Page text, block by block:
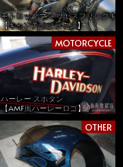
モトロックマン リヤスプリングキ
【キャンディブラウン】
MOTORCYCLE
ハーレー スポタン
【AMF風ハーレーロゴ】
OTHER